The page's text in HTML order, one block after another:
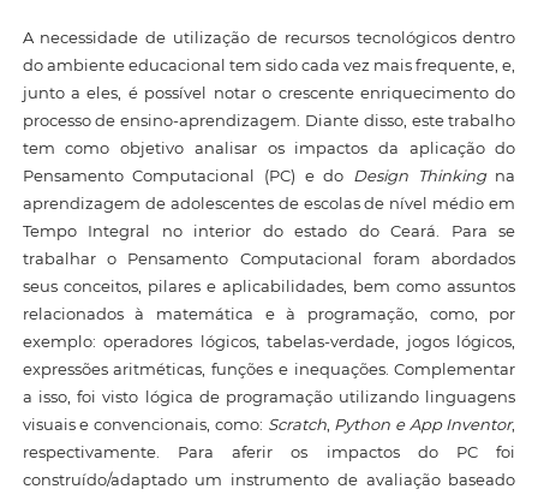
A necessidade de utilização de recursos tecnológicos dentro
do ambiente educacional tem sido cada vez mais frequente, e,
junto a eles, é possível notar o crescente enriquecimento do
processo de ensino-aprendizagem. Diante disso, este trabalho
tem como objetivo analisar os impactos da aplicação do
Pensamento Computacional (PC) e do Design Thinkingna
aprendizagem de adolescentes de escolas de nível médio em
Tempo Integral no interior do estado do Ceará. Para se
trabalhar o Pensamento Computacional foram abordados
seus conceitos, pilares e aplicabilidades, bem como assuntos
relacionados à matemática e à programação, como, por
exemplo: operadores lógicos, tabelas-verdade, jogos lógicos,
expressões aritméticas, funções e inequações. Complementar
a isso, foi visto lógica de programação utilizando linguagens
visuais e convencionais, como: Scratch, Python e App Inventor,
respectivamente. Para aferir os impactos do PC foi
construído/adaptado um instrumento de avaliação baseado